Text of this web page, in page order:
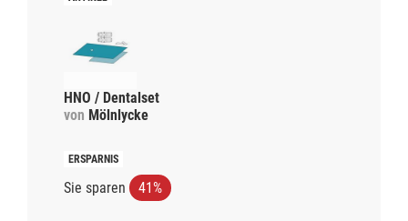
HNO / Dentalset
von Mölnlycke
Sie sparen 41%